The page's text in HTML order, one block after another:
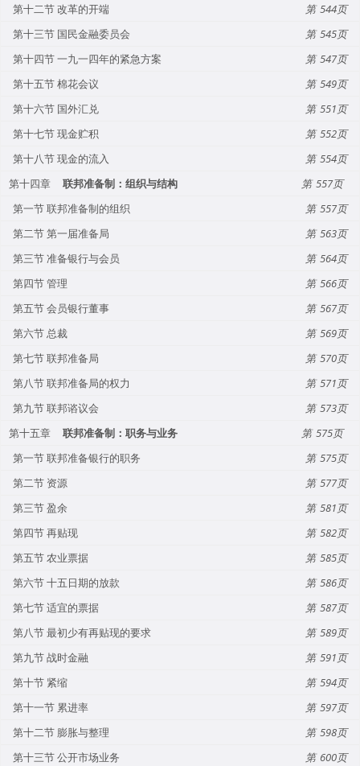
第十二节 改革的开端
544
第十三节 国民金融委员会
545
第十四节 一九一四年的紧急方案
547
第十五节 棉花会议
549
第十六节 国外汇兑
551
第十七节 现金贮积
552
第十八节 现金的流入
554
第十四章
联邦准备制：组织与结构
557
第一节 联邦准备制的组织
557
第二节 第一届准备局
563
第三节 准备银行与会员
564
第四节 管理
566
第五节 会员银行董事
567
第六节 总裁
569
第七节 联邦准备局
570
第八节 联邦准备局的权力
571
第九节 联邦谘议会
573
第十五章
联邦准备制：职务与业务
575
第一节 联邦准备银行的职务
575
第二节 资源
577
第三节 盈余
581
第四节 再贴现
582
第五节 农业票据
585
第六节 十五日期的放款
586
第七节 适宜的票据
587
第八节 最初少有再贴现的要求
589
第九节 战时金融
591
第十节 紧缩
594
第十一节 累进率
597
第十二节 膨胀与整理
598
第十三节 公开市场业务
600